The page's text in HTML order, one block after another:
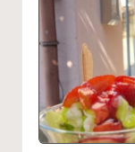
Posted
in